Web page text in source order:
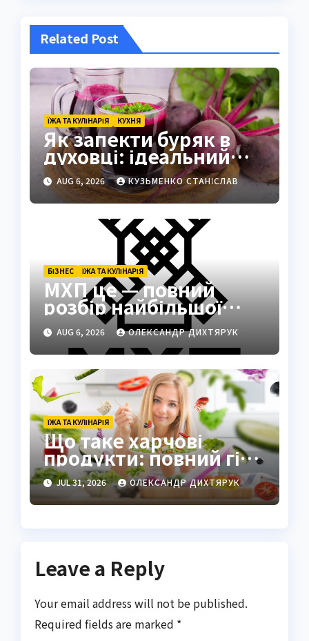
Related Post
ЇЖА ТА КУЛІНАРІЯ КУХНЯ
Як запекти буряк в
духовці: ідеальний
спосіб зберегти смак
AUG 6, 2026 КУЗЬМЕНКО СТАНІСЛАВ
БІЗНЕС ЇЖА ТА КУЛІНАРІЯ
МХП це — повний
розбір найбільшої
кулінарної та
агротехнологічної
компанії України
AUG 6, 2026 ОЛЕКСАНДР ДИХТЯРУК
ЇЖА ТА КУЛІНАРІЯ
Що таке харчові
продукти: повний гід
по визначенню та
видам
JUL 31, 2026 ОЛЕКСАНДР ДИХТЯРУК
Leave a Reply
Your email address will not be published.
Required fields are marked *